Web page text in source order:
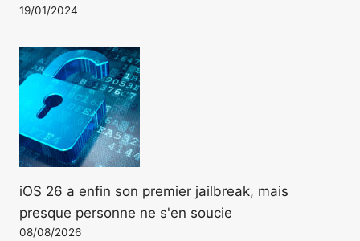
19/01/2024
iOS 26 a enfin son premier jailbreak, mais
presque personne ne s'en soucie
08/08/2026